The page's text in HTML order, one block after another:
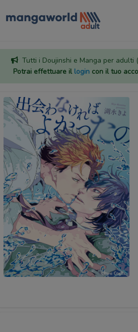
Tutti i Doujinshi e Manga per adulti
Potrai effettuare il logincon il tuo